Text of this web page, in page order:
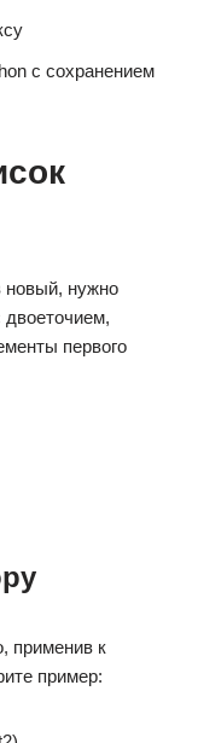
с сохранением
новый, нужно
двоеточием,
первого
применив к
пример: